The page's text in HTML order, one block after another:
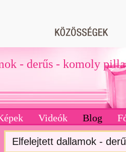
- derűs - komoly
Videók Blog
Elfelejtett dallamok -